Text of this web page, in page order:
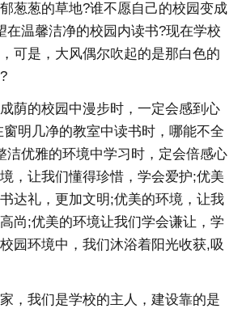
葱葱的草地?谁不愿自己的校园变成
在温馨洁净的校园内读书?现在学校
可是，大风偶尔吹起的是那白色的
荫的校园中漫步时，一定会感到心
明几净的教室中读书时，哪能不全
洁优雅的环境中学习时，定会倍感心
，让我们懂得珍惜，学会爱护;优美
达礼，更加文明;优美的环境，让我
尚;优美的环境让我们学会谦让，学
园环境中，我们沐浴着阳光收获,吸
，我们是学校的主人，建设靠的是